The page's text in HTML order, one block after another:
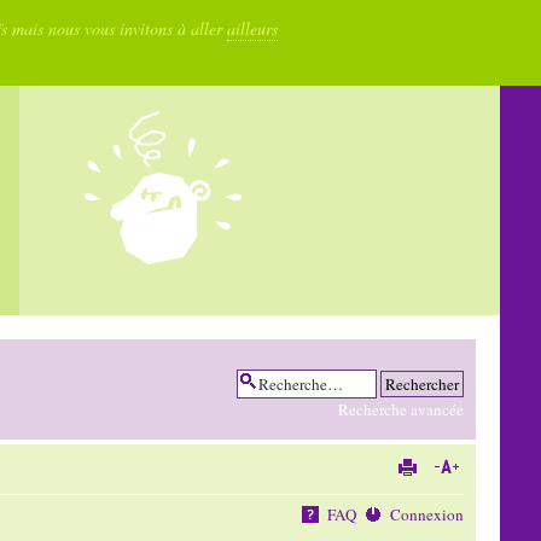
mais nous vous invitons à allerailleurs
Recherche avancée
FAQ Connexion